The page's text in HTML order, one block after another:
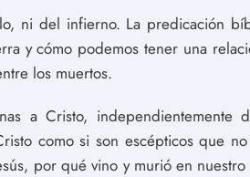
ni del infierno. La predicación
y cómo podemos tener una
los muertos.
a Cristo, independientemente
como si son escépticos que
por qué vino y murió en